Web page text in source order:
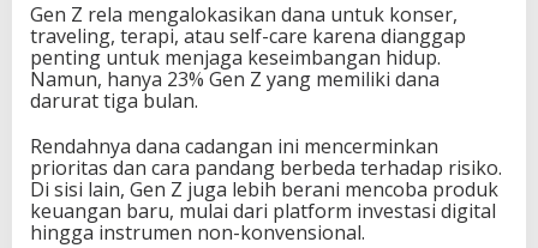
Gen Z rela mengalokasikan dana untuk konser,
traveling, terapi, atau self-care karena dianggap
penting untuk menjaga keseimbangan hidup.
Namun, hanya 23% Gen Z yang memiliki dana
darurat tiga bulan.
Rendahnya dana cadangan ini mencerminkan
prioritas dan cara pandang berbeda terhadap risiko.
Di sisi lain, Gen Z juga lebih berani mencoba produk
keuangan baru, mulai dari platform investasi digital
hingga instrumen non-konvensional.